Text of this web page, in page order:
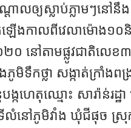
ដាលឲ្យស្លាប់ភ្លាមៗនៅនឹ
ឡើងកាលពីវេលាម៉ោង១០
២០២០ នៅតាមផ្លូវជាតិល
មិទឹកថ្លា សង្កាត់ក្រាំងព
ង្កហេតុឈ្មោះ សារ៉ាន់រដ្ឋា
នៅភូមិវាំង ឃុំជីផុច ស្រុក